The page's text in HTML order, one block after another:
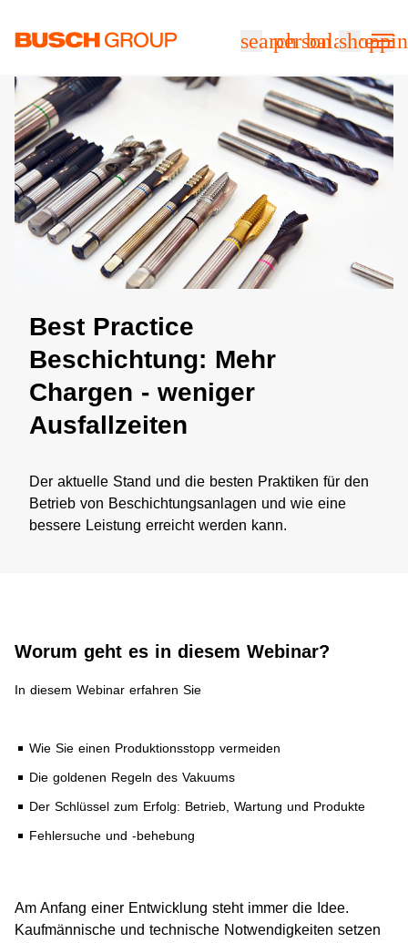
searchpersonbalance
Best Practice
Beschichtung: Mehr
Chargen - weniger
Ausfallzeiten
Der aktuelle Stand und die besten Praktiken für den
Betrieb von Beschichtungsanlagen und wie eine
bessere Leistung erreicht werden kann.
Worum geht es in diesem Webinar?​
In diesem Webinar erfahren Sie
Wie Sie einen Produktionsstopp vermeiden
Die goldenen Regeln des Vakuums
Der Schlüssel zum Erfolg: Betrieb, Wartung und Produkte
Fehlersuche und -behebung
Am Anfang einer Entwicklung steht immer die Idee.
Kaufmännische und technische Notwendigkeiten setzen